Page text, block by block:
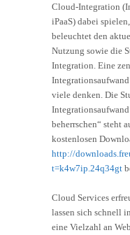
Cloud-Integration
iPaaS) dabei
beleuchtet den
Nutzung sowie die
Integration. Eine
viele denken. Die
beherrschen“ steht
kostenlosen
http://
t=k4w7ip.24q34gt
Cloud Services
lassen sich schnell
eine Vielzahl an